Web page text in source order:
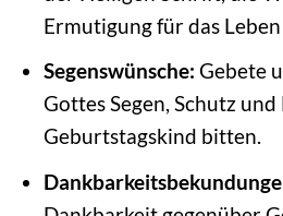
Ermutigung für das
Segenswünsche: Gebete
Gottes Segen, Schutz
Geburtstagskind bitten.